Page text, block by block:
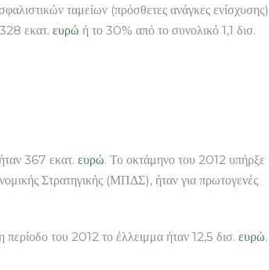
ταμείων (πρόσθετες ανάγκες ενίσχυσης)
εκατ. ευρώ ή το 30% από το συνολικό 1,1 δισ.
367 εκατ. ευρώ. Το οκτάμηνο του 2012 υπήρξε
Στρατηγικής (ΜΠΔΣ), ήταν για πρωτογενές
περίοδο του 2012 το έλλειμμα ήταν 12,5 δισ. ευρώ.